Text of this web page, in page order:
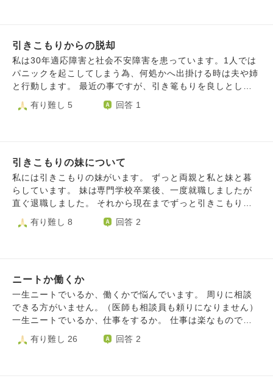
バイトで県外に行ったりしているのですが、このような生活
もいつまでも出来ません。 畑やるぞといっても言ってもサ
ボる時が続き、無理やりでも体を動かしていますが、草刈り
を少しやって一日終わりとかいう日が多いです。先延ばして
ぎるのです。 もう若くない、自分の力で生きて自身が欲し
自分と似たような境遇の方の質問がありました、 回答はそ
の年では無理 だそうです。 ああ、やっぱりそうだよなと
悲しい。完成した自堕落な自分を壊して変える事の難しさを
感じていたので、もういつ死んでもいいや とさえ思えてき
ます。 戸塚宏が一番伝えたいこと #大和魂 #日本 自分もこ
の人の言うような教育を受けていたらマシだったんだろうな
どんなことでもいいのでアドバイスがあればいただきたいで
す。 宜しくお願い致します。
ず、母は優しいので甘やかしてます。 私自身、普段は避け
らて都合のいい時だけ利用されて辛いです。 まるで自分が
一番偉い人かの様に振る舞う態度が許せません。 私も我慢
してあまり言って来ませんでしたが、もう我慢の限界です。
どうしたらいいでしょうか？ 拙く長文で申し訳ございませ
引きこもりからの脱却
私は30年適応障害と社会不安障害を患っています。1人では
パニックを起こしてしまう為、何処かへ出掛ける時は夫や姉
と行動します。 最近の事ですが、引き篭もりを良しとして
専業主婦をさせてくれていた夫に、老後が心配だから働いて
くれと言われました。 複雑な人間関係の構築をこれからま
死ぬ気で社会復帰したら何か変化があるかもしれない、とも
考えてしまい心の中がパニックです。 太っていて残念な
顔、社会性のない私でも社会は受け入れてくれるのでしょう
か。怖いです。とても怖いです。 ブス、デブとバカにされ
をバカにされ消えてしまいたくなった時、私は心の中で何を
の拠り所ではないため、母を想って‥というのは難しいで
す。
有り難し 5 回答 1
引きこもりの妹について
私には引きこもりの妹がいます。 ずっと両親と私と妹と暮
らしています。 妹は専門学校卒業後、一度就職しましたが
直ぐ退職しました。 それから現在までずっと引きこもりで
す。 妹は、専門学校頃に発達障がいと言われうつ病気味ら
しいです。 妹は我が儘ばかりで母や私達家族を振り回され
い時だけ母や私を利用して疲れました。 我が儘過ぎる妹に
振り回されて疲れました。 妹は働いてなく障がい年金を貰
ってますが、欲しい物ばかり買ってます。 お金が足りない
と母からお金を貰ってます。 因みに家事は一切手伝いませ
有り難し 8 回答 2
ニートか働くか
一生ニートでいるか、働くかで悩んでいます。 周りに相談
できる方がいません。（医師も相談員も頼りになりません）
一生ニートでいるか、仕事をするか。 仕事は楽なもので
す。休みも取れると思います。 ニートのままでいると、ゆ
るんだゴムのような人間になってしまいますよね？ ダラダ
有り難し 26 回答 2